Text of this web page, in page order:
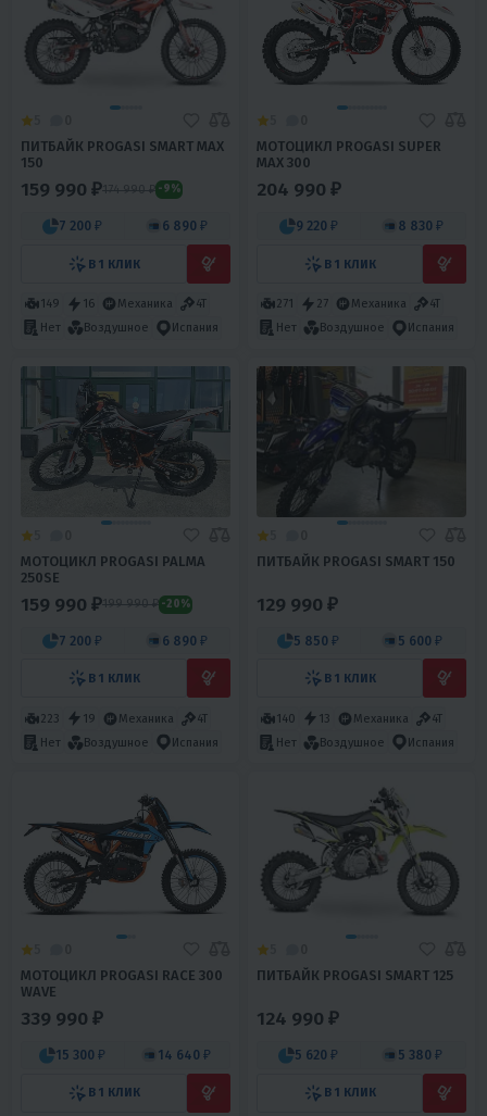
ПИТБАЙК PROGASI SMART MAX
150
159 990 ₽174 990 ₽ -9%
7 200 ₽ 6 890 ₽
В 1 КЛИК
149 16 Механика
4T
Нет
Воздушное Испания
МОТОЦИКЛ PROGASI SUPER
MAX 300
204 990 ₽
9 220 ₽ 8 830 ₽
В 1 КЛИК
271 27 Механика
4T
Нет
Воздушное Испания
МОТОЦИКЛ PROGASI PALMA
250SE
159 990 ₽199 990 ₽ -20%
7 200 ₽ 6 890 ₽
В 1 КЛИК
223 19 Механика
4T
Нет
Воздушное Испания
ПИТБАЙК PROGASI SMART 150
129 990 ₽
5 850 ₽ 5 600 ₽
В 1 КЛИК
140 13 Механика
4T
Нет
Воздушное Испания
МОТОЦИКЛ PROGASI RACE 300
WAVE
339 990 ₽
15 300 ₽ 14 640 ₽
В 1 КЛИК
ПИТБАЙК PROGASI SMART 125
124 990 ₽
5 620 ₽ 5 380 ₽
В 1 КЛИК